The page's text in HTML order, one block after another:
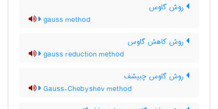
روش گاوس
gauss method
روش کاهش گاوس
gauss reduction method
روش گاوس چبیشف
Gauss-Chebyshev method